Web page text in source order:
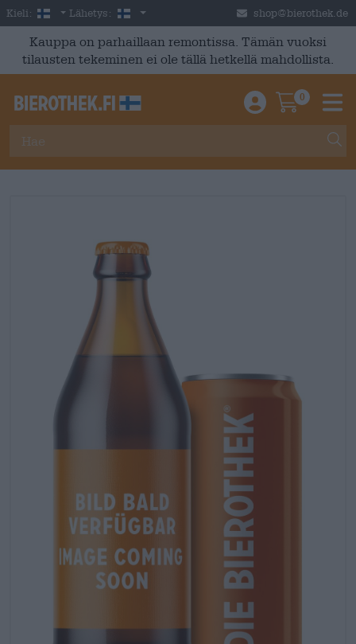
Skip to main content
Kieli: Finnish
Lähetys: Suomi shop@bierothek.de
Kauppa on parhaillaan remontissa. Tämän vuoksi
tilausten tekeminen ei ole tällä hetkellä mahdollista.
Einloggen /
0